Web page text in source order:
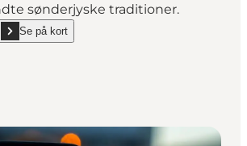
sønderjyske traditioner.
Kaffebord på Gram Slot"
Se på kort
show Sønderjysk Kaffebord på Gram Slot on_map